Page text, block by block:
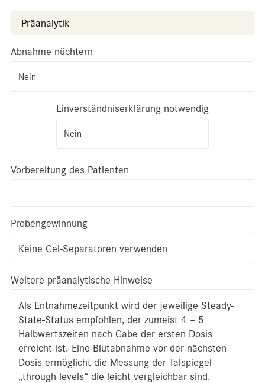
Präanalytik
Abnahme nüchtern
Nein
Einverständniserklärung notwendig
Nein
Vorbereitung des Patienten
Probengewinnung
Keine Gel-Separatoren verwenden
Weitere präanalytische Hinweise
Als Entnahmezeitpunkt wird der jeweilige Steady-
State-Status empfohlen, der zumeist 4 – 5
Halbwertszeiten nach Gabe der ersten Dosis
erreicht ist. Eine Blutabnahme vor der nächsten
Dosis ermöglicht die Messung der Talspiegel
„through levels“ die leicht vergleichbar sind.